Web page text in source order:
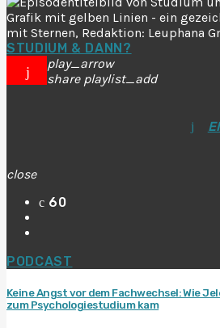
STUDIUM & DANN?
play_arrow
share playlist_add
close
60
PODCAST
Keine Angst vor dem Fachwechsel: Wie
zum Psychologiestudium kam